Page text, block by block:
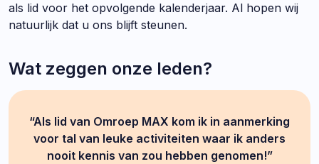
als lid voor het opvolgende kalenderjaar. Al hopen wij
natuurlijk dat u ons blijft steunen.
Wat zeggen onze leden?
“Als lid van Omroep MAX kom ik in aanmerking
voor tal van leuke activiteiten waar ik anders
nooit kennis van zou hebben genomen!”